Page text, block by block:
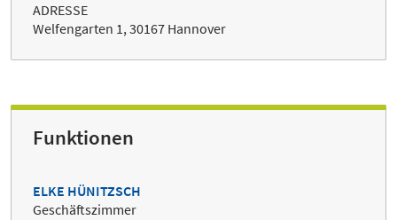
ADRESSE
Welfengarten 1, 30167 Hannover
Funktionen
ELKE HÜNITZSCH
Geschäftszimmer